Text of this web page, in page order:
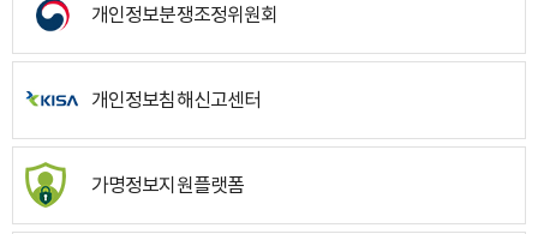
개인정보분쟁조정위원회
개인정보침해신고센터
가명정보지원플랫폼